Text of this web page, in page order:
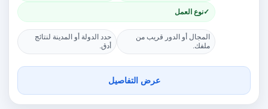
نوع العمل
المجال أو الدور قريب من
ملفك.
حدد الدولة أو المدينة لنتائج
أدق.
عرض التفاصيل